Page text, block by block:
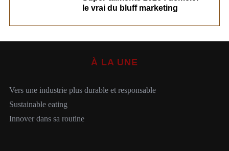
le vrai du bluff marketing
À LA UNE
Vers une industrie plus durable et responsable
Sustainable eating
Innover dans sa routine